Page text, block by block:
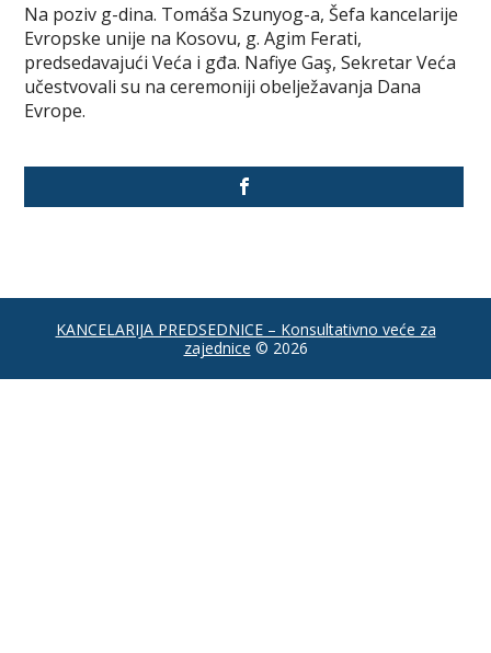
Na poziv g-dina. Tomáša Szunyog-a, Šefa kancelarije
Evropske unije na Kosovu, g. Agim Ferati,
predsedavajući Veća i gđa. Nafiye Gaş, Sekretar Veća
učestvovali su na ceremoniji obelježavanja Dana
Evrope.
KANCELARIJA PREDSEDNICE – Konsultativno veće za
zajednice © 2026